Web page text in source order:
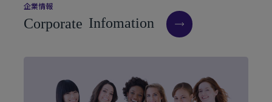
企業情報
Corporate Infomation